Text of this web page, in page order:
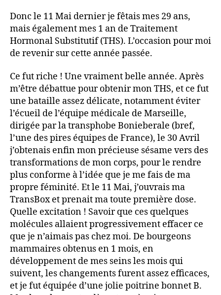
Donc le 11 Mai dernier je fêtais mes 29 ans,
mais également mes 1 an de Traitement
Hormonal Substitutif (THS). L’occasion pour moi
de revenir sur cette année passée.
Ce fut riche ! Une vraiment belle année. Après
m’être débattue pour obtenir mon THS, et ce fut
une bataille assez délicate, notamment éviter
l’écueil de l’équipe médicale de Marseille,
dirigée par la transphobe Bonieberale (bref,
l’une des pires équipes de France), le 30 Avril
j’obtenais enfin mon précieuse sésame vers des
transformations de mon corps, pour le rendre
plus conforme à l’idée que je me fais de ma
propre féminité. Et le 11 Mai, j’ouvrais ma
TransBox et prenait ma toute première dose.
Quelle excitation ! Savoir que ces quelques
molécules allaient progressivement effacer ce
que je n’aimais pas chez moi. De bourgeons
mammaires obtenus en 1 mois, en
développement de mes seins les mois qui
suivent, les changements furent assez efficaces,
et je fut équipée d’une jolie poitrine bonnet B.